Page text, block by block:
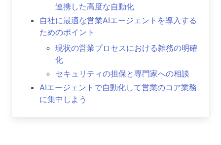
連携した高度な自動化
自社に最適な営業AIエージェントを導入する
ためのポイント
現状の営業プロセスにおける雑務の明確
化
セキュリティの担保と専門家への相談
AIエージェントで自動化して営業のコア業務
に集中しよう